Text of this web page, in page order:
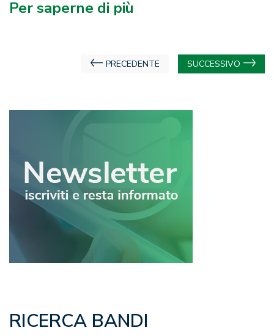
Per saperne di più
Navigazione
PRECEDENTE SUCCESSIVO
RICERCA BANDI